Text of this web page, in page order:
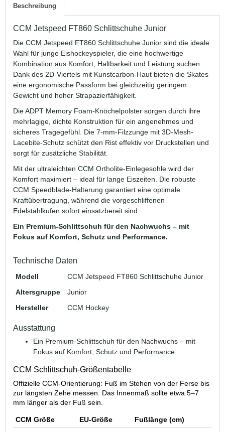
Beschreibung
CCM Jetspeed FT860 Schlittschuhe Junior
Die CCM Jetspeed FT860 Schlittschuhe Junior sind die ideale
Wahl für junge Eishockeyspieler, die eine hochwertige
Kombination aus Komfort, Haltbarkeit und Leistung suchen.
Dank des 2D-Viertels mit Kunstcarbon-Haut bieten die Skates
eine ergonomische Passform bei gleichzeitig geringem
Gewicht und hoher Strapazierfähigkeit.
Die ADPT Memory Foam-Knöchelpolster sorgen durch ihre
mehrlagige, dichte Konstruktion für ein angenehmes und
sicheres Tragegefühl. Die 7-mm-Filzzunge mit 3D-Mesh-
Lacebite-Schutz schützt den Rist effektiv vor Druckstellen und
sorgt für zusätzliche Stabilität.
Mit der ultraleichten CCM Ortholite-Einlegesohle wird der
Komfort maximiert – ideal für lange Eiszeiten. Die robuste
CCM Speedblade-Halterung garantiert eine optimale
Kraftübertragung, während die vorgeschliffenen
Edelstahlkufen sofort einsatzbereit sind.
Ein Premium-Schlittschuh für den Nachwuchs – mit
Fokus auf Komfort, Schutz und Performance.
Technische Daten
Modell
CCM Jetspeed FT860 Schlittschuhe Junior
Altersgruppe
Junior
Hersteller
CCM Hockey
Ausstattung
Ein Premium-Schlittschuh für den Nachwuchs – mit
Fokus auf Komfort, Schutz und Performance.
CCM Schlittschuh-Größentabelle
Offizielle CCM-Orientierung: Fuß im Stehen von der Ferse bis
zur längsten Zehe messen. Das Innenmaß sollte etwa 5–7
mm länger als der Fuß sein.
CCM Größe EU-Größe
Fußlänge (cm)